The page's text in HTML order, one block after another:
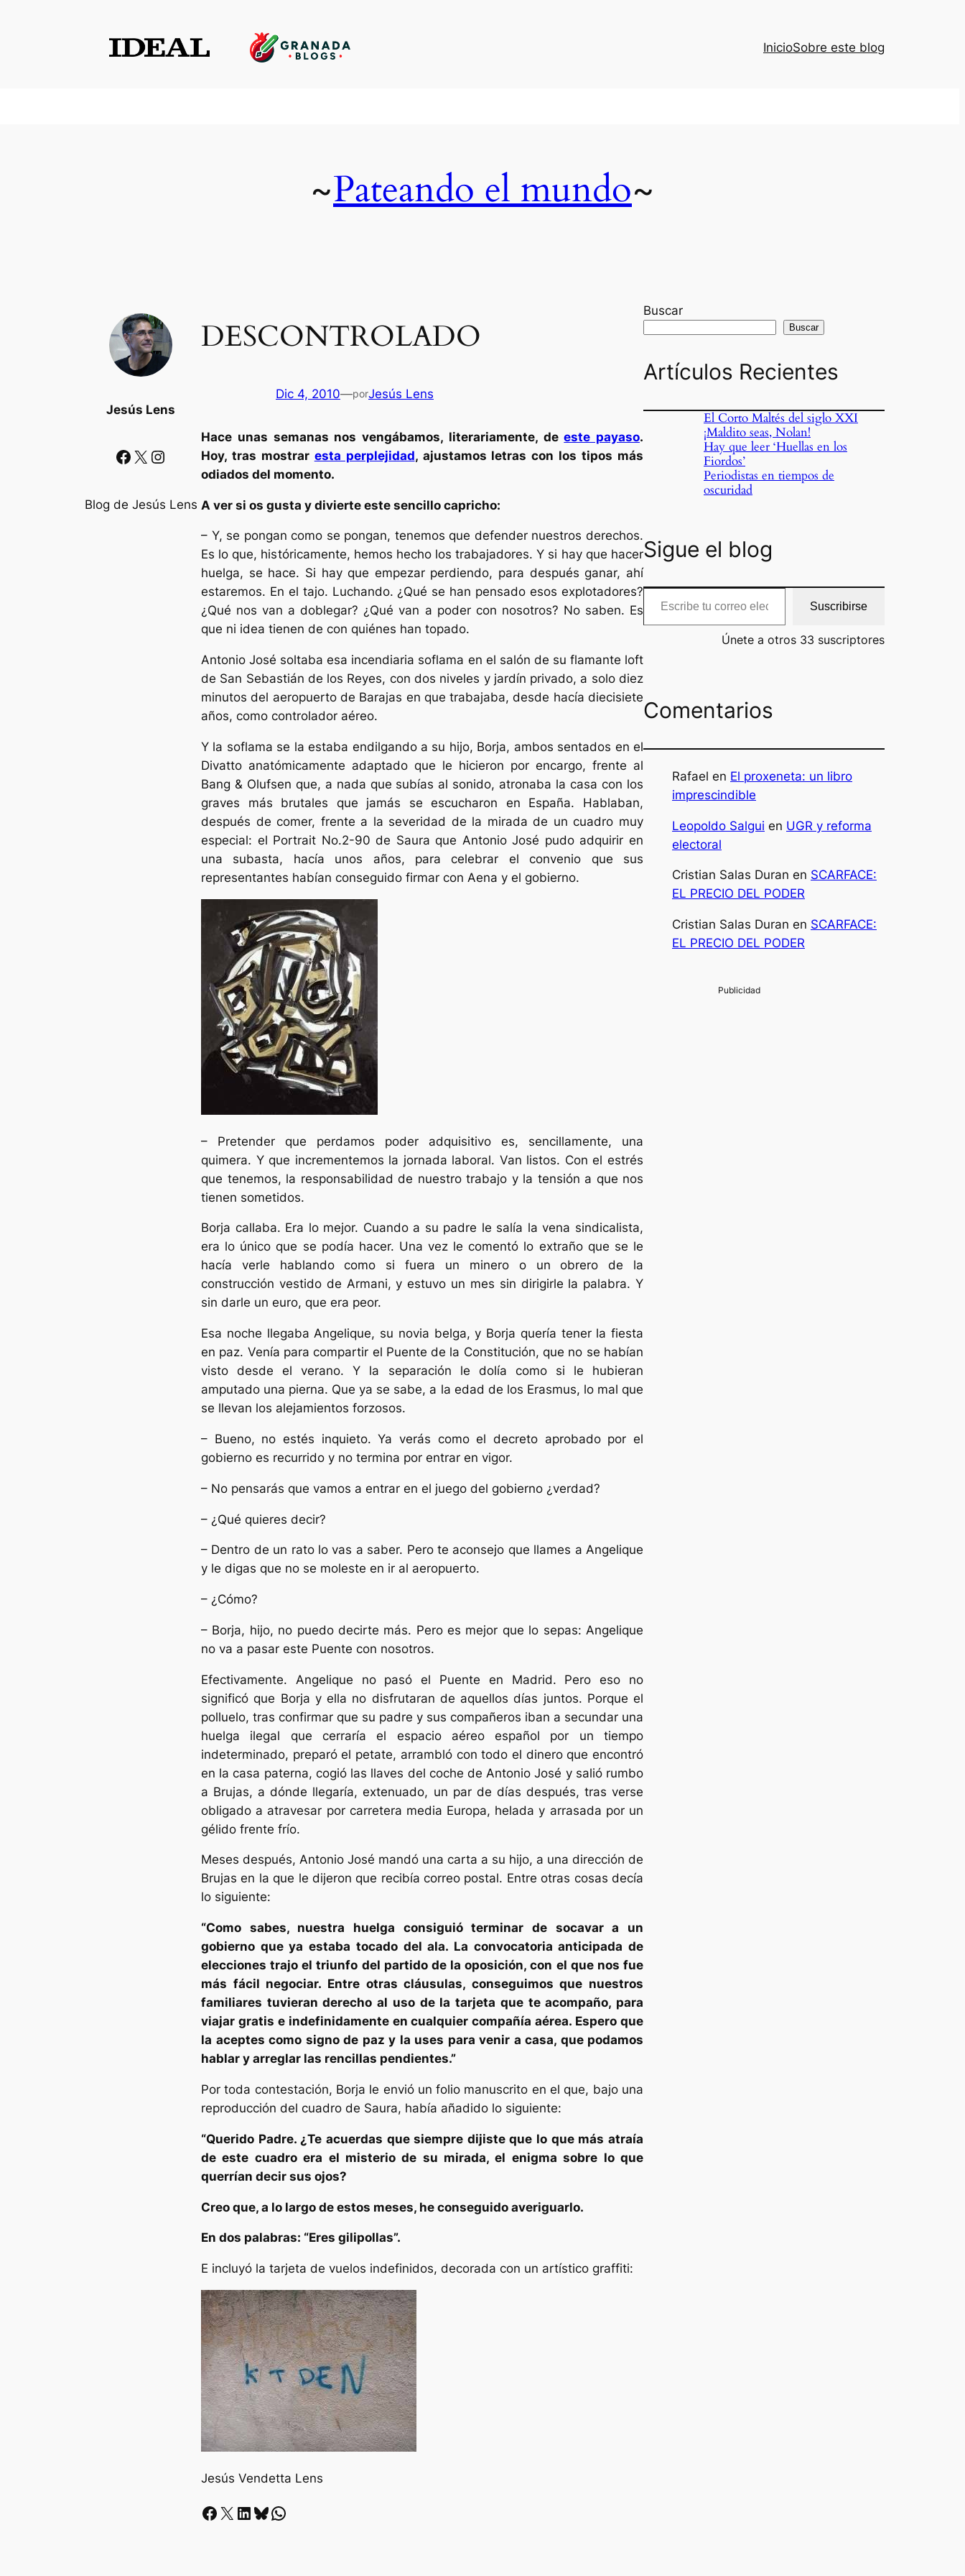
InicioSobre este blog
~Pateando el mundo~
Jesús Lens
Facebook X Instagram
Blog de Jesús Lens
DESCONTROLADO
Dic 4, 2010—porJesús Lens
Hace unas semanas nos vengábamos, literariamente, deeste payaso.
Hoy, tras mostrar esta perplejidad, ajustamos letras con los tipos más
odiados del momento.
A ver si os gusta y divierte este sencillo capricho:
– Y, se pongan como se pongan, tenemos que defender nuestros derechos.
Es lo que, históricamente, hemos hecho los trabajadores. Y si hay que hacer
huelga, se hace. Si hay que empezar perdiendo, para después ganar, ahí
estaremos. En el tajo. Luchando. ¿Qué se han pensado esos explotadores?
¿Qué nos van a doblegar? ¿Qué van a poder con nosotros? No saben. Es
que ni idea tienen de con quiénes han topado.
Antonio José soltaba esa incendiaria soflama en el salón de su flamante loft
de San Sebastián de los Reyes, con dos niveles y jardín privado, a solo diez
minutos del aeropuerto de Barajas en que trabajaba, desde hacía diecisiete
años, como controlador aéreo.
Y la soflama se la estaba endilgando a su hijo, Borja, ambos sentados en el
Divatto anatómicamente adaptado que le hicieron por encargo, frente al
Bang & Olufsen que, a nada que subías al sonido, atronaba la casa con los
graves más brutales que jamás se escucharon en España. Hablaban,
después de comer, frente a la severidad de la mirada de un cuadro muy
especial: el Portrait No.2-90 de Saura que Antonio José pudo adquirir en
una subasta, hacía unos años, para celebrar el convenio que sus
representantes habían conseguido firmar con Aena y el gobierno.
– Pretender que perdamos poder adquisitivo es, sencillamente, una
quimera. Y que incrementemos la jornada laboral. Van listos. Con el estrés
que tenemos, la responsabilidad de nuestro trabajo y la tensión a que nos
tienen sometidos.
Borja callaba. Era lo mejor. Cuando a su padre le salía la vena sindicalista,
era lo único que se podía hacer. Una vez le comentó lo extraño que se le
hacía verle hablando como si fuera un minero o un obrero de la
construcción vestido de Armani, y estuvo un mes sin dirigirle la palabra. Y
sin darle un euro, que era peor.
Esa noche llegaba Angelique, su novia belga, y Borja quería tener la fiesta
en paz. Venía para compartir el Puente de la Constitución, que no se habían
visto desde el verano. Y la separación le dolía como si le hubieran
amputado una pierna. Que ya se sabe, a la edad de los Erasmus, lo mal que
se llevan los alejamientos forzosos.
– Bueno, no estés inquieto. Ya verás como el decreto aprobado por el
gobierno es recurrido y no termina por entrar en vigor.
– No pensarás que vamos a entrar en el juego del gobierno ¿verdad?
– ¿Qué quieres decir?
– Dentro de un rato lo vas a saber. Pero te aconsejo que llames a Angelique
y le digas que no se moleste en ir al aeropuerto.
– ¿Cómo?
– Borja, hijo, no puedo decirte más. Pero es mejor que lo sepas: Angelique
no va a pasar este Puente con nosotros.
Efectivamente. Angelique no pasó el Puente en Madrid. Pero eso no
significó que Borja y ella no disfrutaran de aquellos días juntos. Porque el
polluelo, tras confirmar que su padre y sus compañeros iban a secundar una
huelga ilegal que cerraría el espacio aéreo español por un tiempo
indeterminado, preparó el petate, arrambló con todo el dinero que encontró
en la casa paterna, cogió las llaves del coche de Antonio José y salió rumbo
a Brujas, a dónde llegaría, extenuado, un par de días después, tras verse
obligado a atravesar por carretera media Europa, helada y arrasada por un
gélido frente frío.
Meses después, Antonio José mandó una carta a su hijo, a una dirección de
Brujas en la que le dijeron que recibía correo postal. Entre otras cosas decía
lo siguiente:
“Como sabes, nuestra huelga consiguió terminar de socavar a un
gobierno que ya estaba tocado del ala. La convocatoria anticipada de
elecciones trajo el triunfo del partido de la oposición, con el que nos fue
más fácil negociar. Entre otras cláusulas, conseguimos que nuestros
familiares tuvieran derecho al uso de la tarjeta que te acompaño, para
viajar gratis e indefinidamente en cualquier compañía aérea. Espero que
la aceptes como signo de paz y la uses para venir a casa, que podamos
hablar y arreglar las rencillas pendientes.”
Por toda contestación, Borja le envió un folio manuscrito en el que, bajo una
reproducción del cuadro de Saura, había añadido lo siguiente:
“Querido Padre. ¿Te acuerdas que siempre dijiste que lo que más atraía
de este cuadro era el misterio de su mirada, el enigma sobre lo que
querrían decir sus ojos?
Creo que, a lo largo de estos meses, he conseguido averiguarlo.
En dos palabras: “Eres gilipollas”.
E incluyó la tarjeta de vuelos indefinidos, decorada con un artístico graffiti:
Jesús Vendetta Lens
Facebook X LinkedIn Bluesky Whatsapp
Buscar
Buscar
Artículos Recientes
El Corto Maltés del siglo XXI
¡Maldito seas, Nolan!
Hay que leer ‘Huellas en los
Fiordos’
Periodistas en tiempos de
oscuridad
Sigue el blog
Escribe tu correo electrónico…
Suscribirse
Únete a otros 33 suscriptores
Comentarios
Rafael en El proxeneta: un libro
imprescindible
Leopoldo Salgui en UGR y reforma
electoral
Cristian Salas Duran en SCARFACE:
EL PRECIO DEL PODER
Cristian Salas Duran en SCARFACE:
EL PRECIO DEL PODER